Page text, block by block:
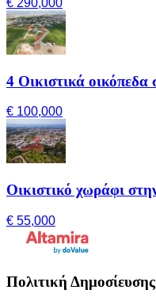
4 Οικιστικά
€ 100,000
Οικιστικό χωράφι
€ 55,000
Πολιτική